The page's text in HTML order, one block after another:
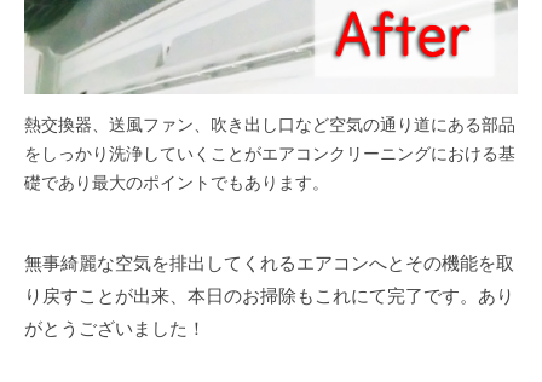
熱交換器、送風ファン、吹き出し口など空気の通り道にある部品
をしっかり洗浄していくことがエアコンクリーニングにおける基
礎であり最大のポイントでもあります。
無事綺麗な空気を排出してくれるエアコンへとその機能を取
り戻すことが出来、本日のお掃除もこれにて完了です。あり
がとうございました！